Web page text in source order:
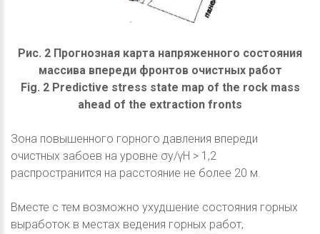
Рис. 2 Прогнозная карта напряженного состояния
массива впереди фронтов очистных работ
Fig. 2 Predictive stress state map of the rock mass
ahead of the extraction fronts
Зона повышенного горного давления впереди
очистных забоев на уровне σy/γΗ > 1,2
распространится на расстояние не более 20 м.
Вместе с тем возможно ухудшение состояния горных
выработок в местах ведения горных работ,